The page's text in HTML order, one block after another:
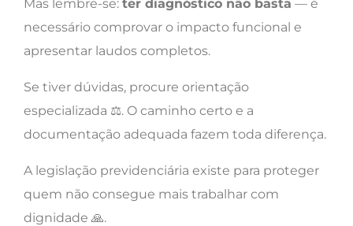
Mas lembre-se: ter diagnóstico não basta — é
necessário comprovar o impacto funcional e
apresentar laudos completos.
Se tiver dúvidas, procure orientação
especializada ⚖️. O caminho certo e a
documentação adequada fazem toda diferença.
A legislação previdenciária existe para proteger
quem não consegue mais trabalhar com
dignidade 🙏.